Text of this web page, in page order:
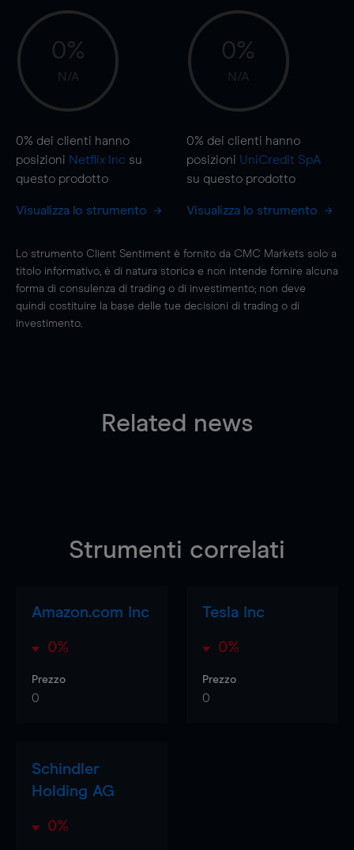
0%
N/A
0% dei clienti hanno
posizioni Netflix Inc su
questo prodotto
Visualizza lo strumento
0%
N/A
0% dei clienti hanno
posizioni UniCredit SpA
su questo prodotto
Visualizza lo strumento
Lo strumento Client Sentiment è fornito da CMC Markets solo a
titolo informativo, è di natura storica e non intende fornire alcuna
forma di consulenza di trading o di investimento; non deve
quindi costituire la base delle tue decisioni di trading o di
investimento.
Related news
Strumenti correlati
Amazon.com Inc
0%
Prezzo
0
Tesla Inc
0%
Prezzo
0
Schindler
Holding AG
0%